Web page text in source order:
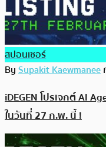
สปอนเซอร์
BySupakit Kaewmanee
iDEGEN โปรเจกต์ AI
ในวันที่ 27 ก.พ. นี้ !